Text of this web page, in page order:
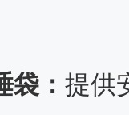
： 提供